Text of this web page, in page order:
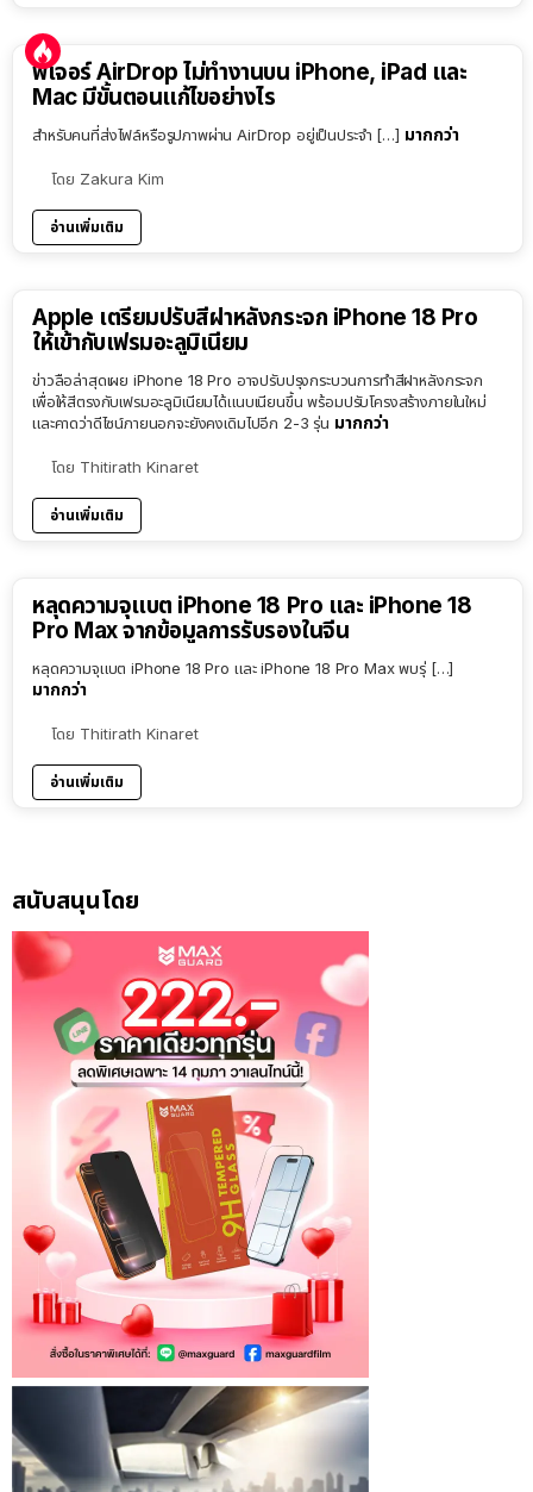
ฟีเจอร์ AirDrop ไม่ทำงานบน iPhone, iPad และ
Mac มีขั้นตอนแก้ไขอย่างไร
สำหรับคนที่ส่งไฟล์หรือรูปภาพผ่าน AirDrop อยู่เป็นประจำ […] มากกว่า
โดย Zakura Kim
อ่านเพิ่มเติม
Apple เตรียมปรับสีฝาหลังกระจก iPhone 18 Pro
ให้เข้ากับเฟรมอะลูมิเนียม
ข่าวลือล่าสุดเผย iPhone 18 Pro อาจปรับปรุงกระบวนการทำสีฝาหลังกระจก
เพื่อให้สีตรงกับเฟรมอะลูมิเนียมได้แนบเนียนขึ้น พร้อมปรับโครงสร้างภายในใหม่
และคาดว่าดีไซน์ภายนอกจะยังคงเดิมไปอีก 2-3 รุ่น มากกว่า
โดย Thitirath Kinaret
อ่านเพิ่มเติม
หลุดความจุแบต iPhone 18 Pro และ iPhone 18
Pro Max จากข้อมูลการรับรองในจีน
หลุดความจุแบต iPhone 18 Pro และ iPhone 18 Pro Max พบรุ่ […]
มากกว่า
โดย Thitirath Kinaret
อ่านเพิ่มเติม
สนับสนุนโดย